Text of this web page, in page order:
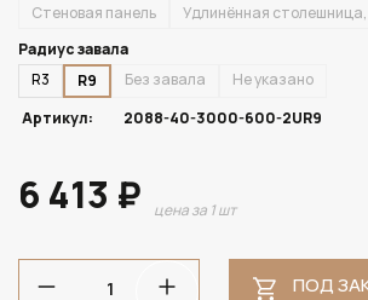
Стеновая панель
Удлинённая
Радиус завала
R3
R9 Без завала
Не указано
Артикул:
2088-40-3000-600-2UR9
6 413 ₽ цена за 1 шт
ПОД